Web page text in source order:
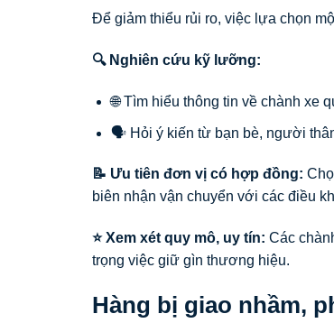
Để giảm thiểu rủi ro, việc lựa chọn
🔍 Nghiên cứu kỹ lưỡng:
🌐 Tìm hiểu thông tin về chành xe
🗣️ Hỏi ý kiến từ bạn bè, người
📝 Ưu tiên đơn vị có hợp đồng:
biên nhận vận chuyển với các điều
⭐ Xem xét quy mô, uy tín: Các
trọng việc giữ gìn thương hiệu.
Hàng bị giao nhầm,